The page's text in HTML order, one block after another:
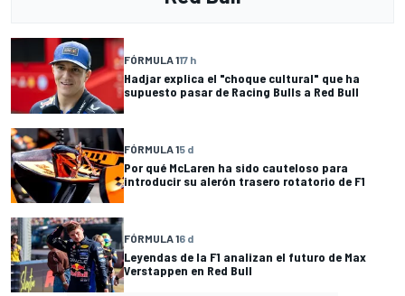
FÓRMULA 117 h
Hadjar explica el "choque cultural" que ha
supuesto pasar de Racing Bulls a Red Bull
FÓRMULA 15 d
Por qué McLaren ha sido cauteloso para
introducir su alerón trasero rotatorio de F1
FÓRMULA 16 d
Leyendas de la F1 analizan el futuro de Max
Verstappen en Red Bull